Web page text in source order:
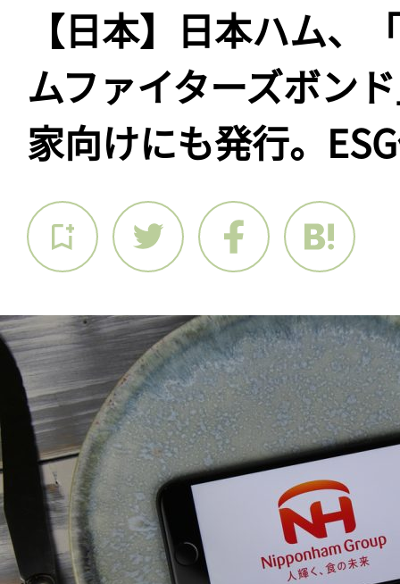
【日本】日本ハム、
ムファイターズボン
家向けにも発行。